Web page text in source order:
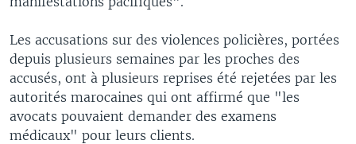
Les accusations sur des violences policières, portées
depuis plusieurs semaines par les proches des
accusés, ont à plusieurs reprises été rejetées par les
autorités marocaines qui ont affirmé que "les
avocats pouvaient demander des examens
médicaux" pour leurs clients.